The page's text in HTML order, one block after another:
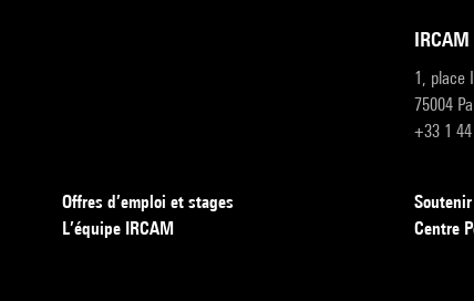
IRCAM
1, place
75004
+33 1
Offres d’emploi et stages
L’équipe IRCAM
Centre